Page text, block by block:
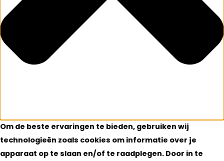
Om de beste ervaringen te bieden, gebruiken wij
technologieën zoals cookies om informatie over je
apparaat op te slaan en/of te raadplegen. Door in te